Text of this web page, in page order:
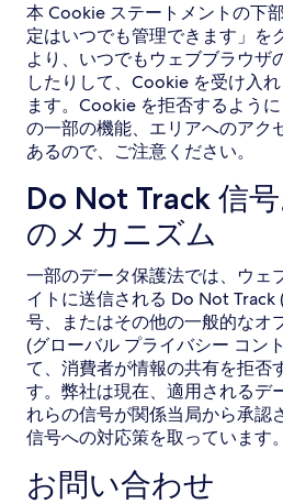
本 Cookie ステートメントの下
定はいつでも管理できます」を
より、いつでもウェブブラウザ
したりして、Cookie を受け入
ます。Cookie を拒否するよう
の一部の機能、エリアへのアク
あるので、ご注意ください。
Do Not Track 信
のメカニズム
一部のデータ保護法では、ウェ
イトに送信される Do Not Track
号、またはその他の一般的なオ
(グローバル プライバシー コン
て、消費者が情報の共有を拒否
す。弊社は現在、適用されるデ
れらの信号が関係当局から承認
信号への対応策を取っています。
お問い合わせ